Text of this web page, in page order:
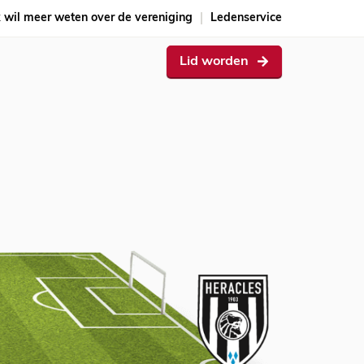
wil meer weten over de vereniging Ledenservice
Lid worden